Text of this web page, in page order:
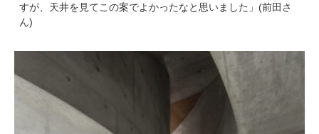
すが、天井を見てこの案でよかったなと思いました」(前田さ
ん)